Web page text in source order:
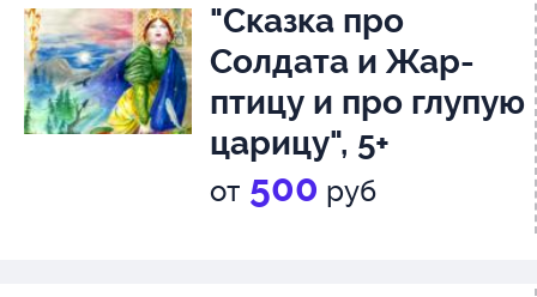
"Сказка про
Солдата и Жар-
птицу и про глупую
царицу", 5+
от 500 руб